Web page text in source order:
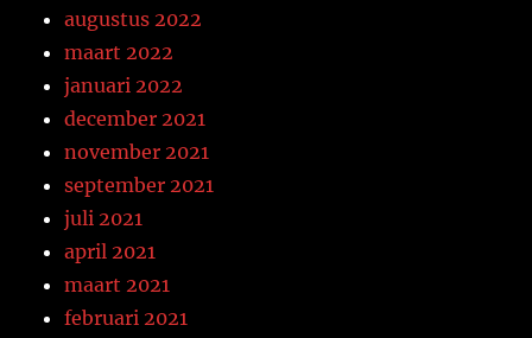
augustus 2022
maart 2022
januari 2022
december 2021
november 2021
september 2021
juli 2021
april 2021
maart 2021
februari 2021